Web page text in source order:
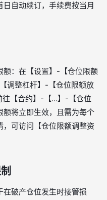
自动续订，手续费按当月
额：在【设置】-【仓位限额
调整杠杆】-【仓位限额放
往【合约】-【…】-【仓位
额将立即生效，且需为每个
可访问【仓位限额调整资
破产仓位发生时接管损